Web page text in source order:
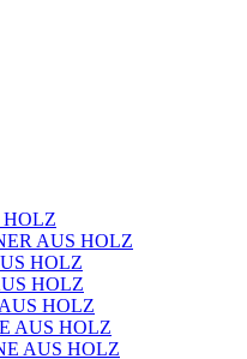
HOLZ
AUS HOLZ
HOLZ
HOLZ
HOLZ
AUS HOLZ
AUS HOLZ